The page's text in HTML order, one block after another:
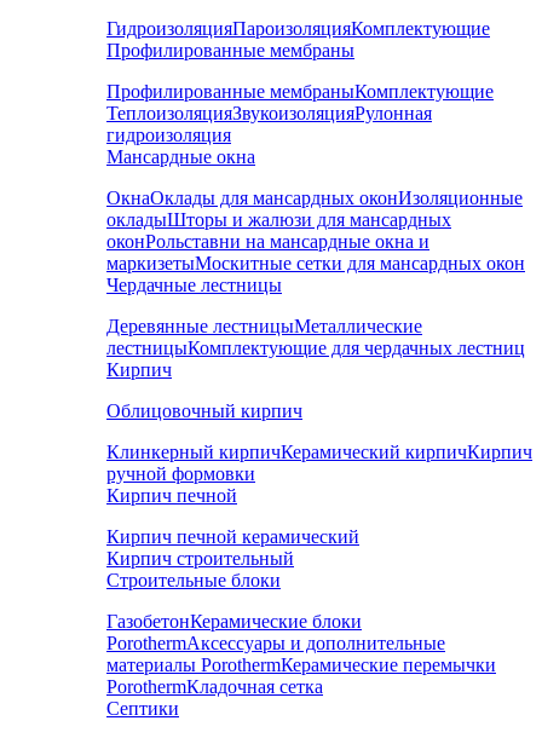
ГидроизоляцияПароизоляцияКомплектующие
Профилированные мембраны
Профилированные мембраныКомплектующие
ТеплоизоляцияЗвукоизоляцияРулонная
гидроизоляция
Мансардные окна
ОкнаОклады для мансардных оконИзоляционные
окладыШторы и жалюзи для мансардных
оконРольставни на мансардные окна и
маркизетыМоскитные сетки для мансардных окон
Чердачные лестницы
Деревянные лестницыМеталлические
лестницыКомплектующие для чердачных лестниц
Кирпич
Облицовочный кирпич
Клинкерный кирпичКерамический кирпичКирпич
ручной формовки
Кирпич печной
Кирпич печной керамический
Кирпич строительный
Строительные блоки
ГазобетонКерамические блоки
PorothermАксессуары и дополнительные
материалы PorothermКерамические перемычки
PorothermКладочная сетка
Септики